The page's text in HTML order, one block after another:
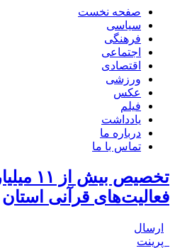
صفحه نخست
سیاسی
فرهنگی
اجتماعی
اقتصادی
ورزشی
عکس
فیلم
یادداشت
درباره ما
تماس با ما
تخصیص
فعالیت‌های قرآنی استان
ارسال
پرینت